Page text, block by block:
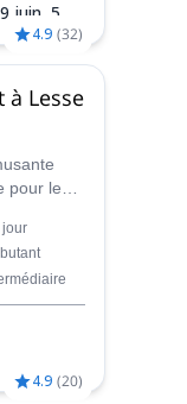
juin, 5
23 juil.,
août,9
6 sept.,
11 oct.,
4.9 (32)
à Lesse
les
guide à
jour
4.9 (20)